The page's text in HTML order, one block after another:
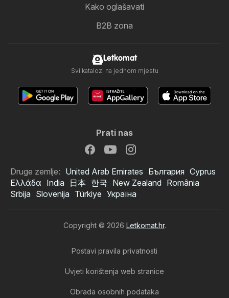
Links katalog
Kako oglašavati
B2B zona
Letkomat
Svi katalozi na jednom mjestu
Prati nas
Druge zemlje: United Arab Emirates България Cyprus
Ελλάδα India 日本 한국 New Zealand România
Srbija Slovenija Türkiye Україна
Copyright © 2026 Letkomat.hr.
Postavi pravila privatnosti
Uvjeti korištenja web stranice
Obrada osobnih podataka